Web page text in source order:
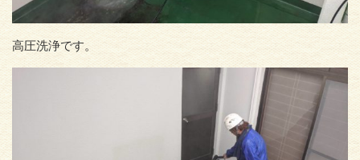
高圧洗浄です。